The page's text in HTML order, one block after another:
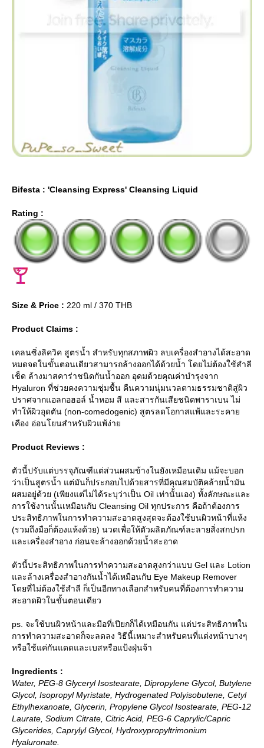
Bifesta : 'Cleansing Express' Cleansing Liquid
Rating :
Size & Price : 220 ml / 370 THB
Product Claims :
เคลนซิ่งลิควิค สูตรน้ำ สำหรับทุกสภาพผิว ลบเครื่องสำอางได้สะอาด
หมดจดในขั้นตอนเดียวสามารถล้างออกได้ด้วยน้ำ โดยไม่ต้องใช้สำลี
เช็ด ล้างมาสคาร่าชนิดกันน้ำออก อุดมด้วยคุณค่าบำรุงจาก
Hyaluron ที่ช่วยคงความชุ่มชื้น คืนความนุ่มนวลตามธรรมชาติสู่ผิว
ปราศจากแอลกอฮอล์ น้ำหอม สี และสารกันเสียชนิดพาราเบน ไม่
ทำให้ผิวอุดตัน (non-comedogenic) สูตรลดโอกาสแพ้และระคา
เคือง อ่อนโยนสำหรับผิวแพ้ง่า
Product Reviews :
ตัวนี้ปรับแต่บรรจุภัณฑืแต่ส่วนผสมข้างในยังเหมือนเดิม แม้จะบอก
ว่าเป็นสูตรน้ำ แต่มันก็ประกอบไปด้วยสารที่มีคุณสมบัติคล้ายน้ำมัน
ผสมอยู่ด้วย (เพียงแต่ไม่ได้ระบุว่าเป็น Oil เท่านั้นเอง) ทั้งลักษณะและ
การใช้งานนั้นเหมือนกับ Cleansing Oil ทุกประการ คือถ้าต้องการ
ประสิทธิภาพในการทำความสะอาดสูงสุดจะต้องใช้บนผิวหน้าที่แห้ง
(รวมถึงมือก็ต้องแห้งด้วย) นวดเพื่อให้ตัวผลิตภัณฑ์ละลายสิ่งสกปรก
ละเครื่องสำอาง ก่อนจะล้างออกด้วยน้ำสะอาด
ตัวนี้ประสิทธิภาพในการทำความสะอาดสูงกว่าแบบ Gel และ Lotion
ละล้างเครื่องสำอางกันน้ำได้เหมือนกับ Eye Makeup Remover
ดยที่ไม่ต้องใช้สำลี ก็เป็นอีกทางเลือกสำหรับคนที่ต้องการทำความ
สะอาดผิวในขั้นตอนเดียว
ps. จะใช้บนผิวหน้าและมือที่เปียกก็ได้เหมือนกัน แต่ประสิทธิภาพใน
การทำความสะอาดก็จะลดลง วิธีนี้เหมาะสำหรับคนที่แต่งหน้าบางๆ
หรือใช้แค่กันแดดและเบสหรือแป้งฝุ่นจ้า
Ingredients :
Water, PEG-8 Glyceryl Isostearate, Dipropylene Glycol, Butylene
Glycol, Isopropyl Myristate, Hydrogenated Polyisobutene, Cetyl
Ethylhexanoate, Glycerin, Propylene Glycol Isostearate, PEG-12
Laurate, Sodium Citrate, Citric Acid, PEG-6 Caprylic/Capric
Glycerides, Caprylyl Glycol, Hydroxypropyltrimonium
Hyaluronate.